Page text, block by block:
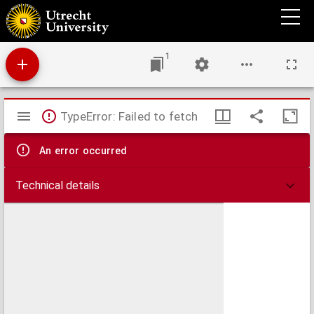
Aanspraak aan de leden der teken-academie, by gelegenheid van de eerste uitdeelinge
der pryzen, aan de vernuftige en bekwaame jongelingen, Jurriaan Andriessen.,
Maarten Houtman, en Hermanus Vinkeles, gedaan op woensdag den 16 april 1766, te
Amsterdam
1
Mirador
viewer
TypeError: Failed to fetch
An error occurred
Technical details